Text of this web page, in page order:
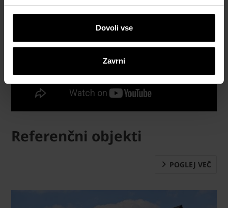
Dovoli vse
Zavrni
Referenčni objekti
POGLEJ VEČ